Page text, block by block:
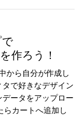
作ろう！
から自分が作成し
で好きなデザイン
ータをアップロー
らカートへ追加し